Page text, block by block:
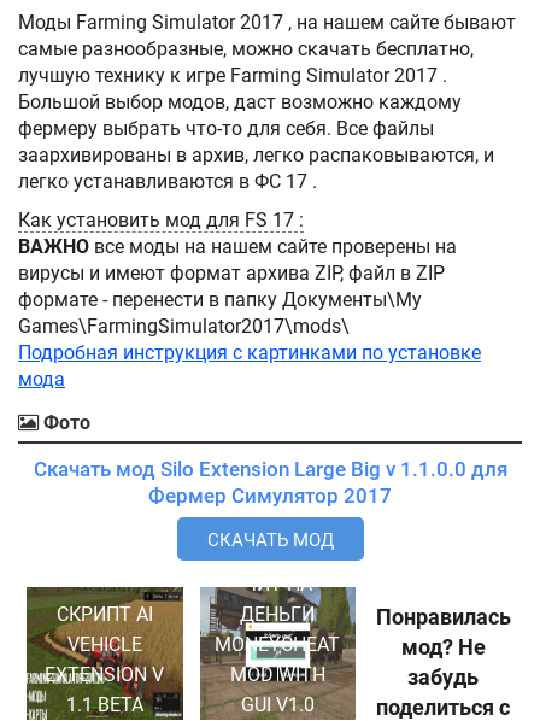
Моды Farming Simulator 2017 , на нашем сайте бывают
самые разнообразные, можно скачать бесплатно,
лучшую технику к игре Farming Simulator 2017 .
Большой выбор модов, даст возможно каждому
фермеру выбрать что-то для себя. Все файлы
заархивированы в архив, легко распаковываются, и
легко устанавливаются в ФС 17 .
Как установить мод для FS 17 :
ВАЖНО все моды на нашем сайте проверены на
вирусы и имеют формат архива ZIP, файл в ZIP
формате - перенести в папку Документы\My
Games\FarmingSimulator2017\mods\
Подробная инструкция с картинками по установке
мода
Фото
Скачать мод Silo Extension Large Big v 1.1.0.0 для
Фермер Симулятор 2017
СКАЧАТЬ МОД
СКРИПТ AI
VEHICLE
EXTENSION V
1.1 BETA
ЧИТ НА
ДЕНЬГИ
MONEYCHEAT
MOD WITH
GUI V1.0
Понравилась
мод? Не
забудь
поделиться с